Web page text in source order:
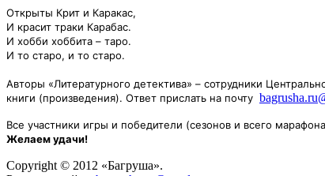
Открыты Крит и Каракас,
И красит траки Карабас.
И хобби хоббита – таро.
И то старо, и то старо.
Авторы «Литературного детектива» – сотрудники
книги (произведения). Ответ прислать на почту
Все участники игры и победители (сезонов и всего
Желаем удачи!
Copyright © 2012 «Багруша».